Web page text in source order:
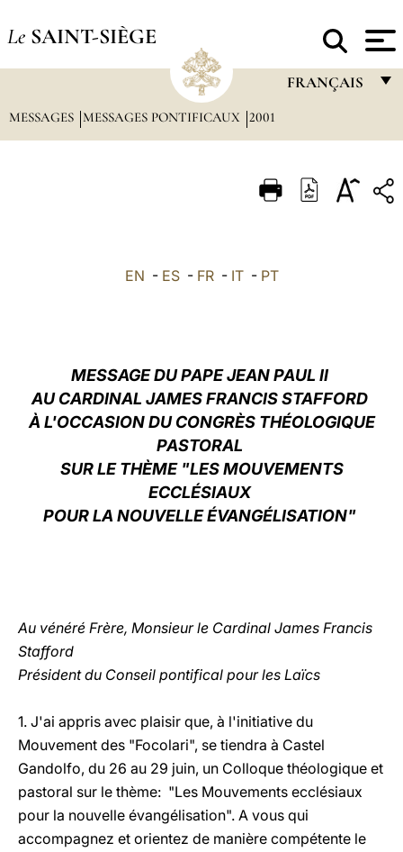
Le SAINT-SIÈGE
FRANÇAIS
ITALIANO
中文
LATINE
MESSAGES MESSAGES PONTIFICAUX 2001
EN - ES- FR- IT- PT
MESSAGE DU PAPE JEAN PAUL II
AU CARDINAL JAMES FRANCIS STAFFORD
À L'OCCASION DU CONGRÈS THÉOLOGIQUE
PASTORAL
SUR LE THÈME "LES MOUVEMENTS
ECCLÉSIAUX
POUR LA NOUVELLE ÉVANGÉLISATION"
Au vénéré Frère, Monsieur le Cardinal James Francis
Stafford
Président du Conseil pontifical pour les Laïcs
1. J'ai appris avec plaisir que, à l'initiative du
Mouvement des "Focolari", se tiendra à Castel
Gandolfo, du 26 au 29 juin, un Colloque théologique et
pastoral sur le thème: "Les Mouvements ecclésiaux
pour la nouvelle évangélisation". A vous qui
accompagnez et orientez de manière compétente le